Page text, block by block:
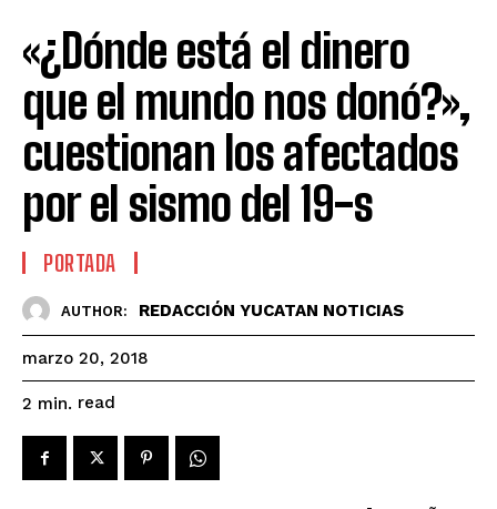
«¿Dónde está el dinero
que el mundo nos donó?»,
cuestionan los afectados
por el sismo del 19-s
PORTADA
AUTHOR: REDACCIÓN YUCATAN NOTICIAS
marzo 20, 2018
2 min. read